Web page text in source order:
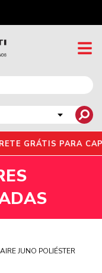
GRÁTIS PARA
JUNO POLIÉSTER